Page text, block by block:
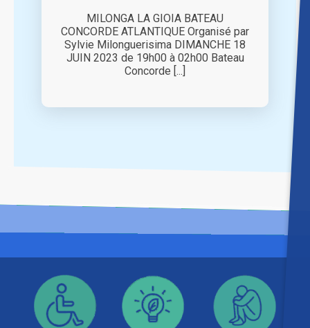
MILONGA LA GIOIA BATEAU
CONCORDE ATLANTIQUE Organisé par
Sylvie Milonguerisima DIMANCHE 18
JUIN 2023 de 19h00 à 02h00 Bateau
Concorde [...]